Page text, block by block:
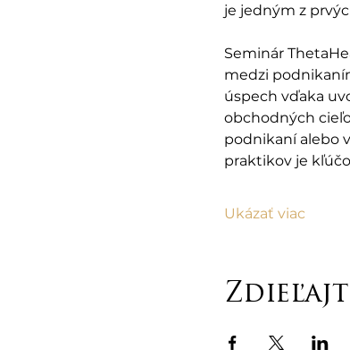
je jedným z
Seminár
medzi
úspech vďaka
obchodných
podnikaní alebo
praktikov je
Ukázať viac